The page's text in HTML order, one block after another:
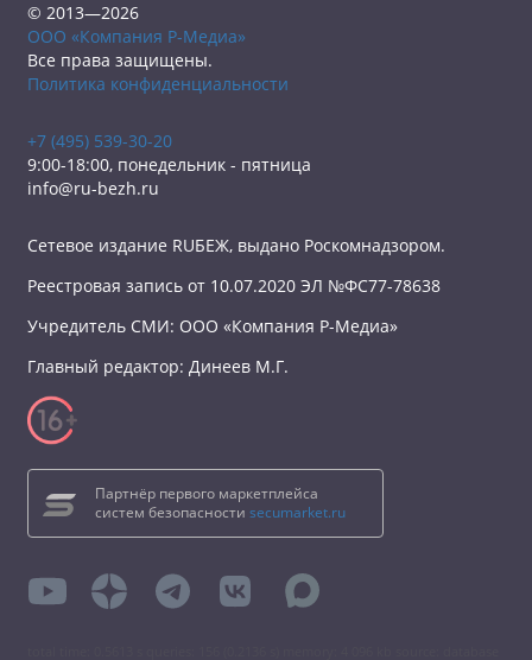
© 2013—2026
ООО «Компания Р-Медиа»
Все права защищены.
Политика конфиденциальности
+7 (495) 539-30-20
9:00-18:00, понедельник - пятница
info@ru-bezh.ru
Сетевое издание RUБЕЖ, выдано Роскомнадзором.
Реестровая запись от 10.07.2020 ЭЛ №ФС77-78638
Учредитель СМИ: ООО «Компания Р-Медиа»
Главный редактор: Динеев М.Г.
Партнёр первого маркетплейса
систем безопасности secumarket.ru